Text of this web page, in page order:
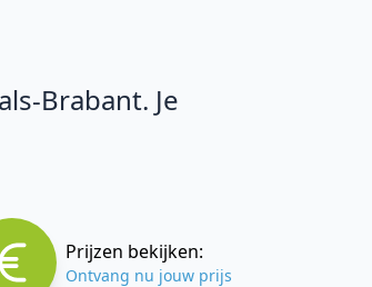
Brabant. Je
Prijzen bekijken:
Ontvang nu jouw prijs